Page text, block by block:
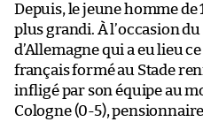
Depuis, le jeune homme de
plus grandi. À l’occasion
d’Allemagne qui a eu lieu
français formé au Stade
infligé par son équipe au
Cologne (0-5),